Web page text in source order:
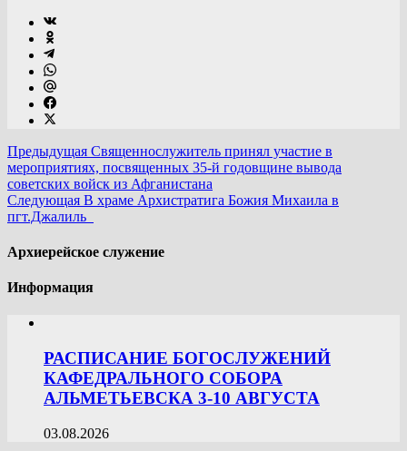
Предыдущая Священнослужитель принял участие в
мероприятиях, посвященных 35-й годовщине вывода
советских войск из Афганистана
Следующая В храме Архистратига Божия Михаила в
пгт.Джалиль
Архиерейское служение
Информация
РАСПИСАНИЕ БОГОСЛУЖЕНИЙ
КАФЕДРАЛЬНОГО СОБОРА
АЛЬМЕТЬЕВСКА 3-10 АВГУСТА
03.08.2026